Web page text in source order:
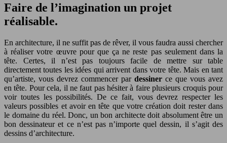
Faire de l’imagination un projet
réalisable.
En architecture, il ne suffit pas de rêver, il vous faudra aussi chercher
à réaliser votre œuvre pour que ça ne reste pas seulement dans la
tête. Certes, il n’est pas toujours facile de mettre sur table
directement toutes les idées qui arrivent dans votre tête. Mais en tant
qu’artiste, vous devrez commencer par dessiner ce que vous avez
en tête. Pour cela, il ne faut pas hésiter à faire plusieurs croquis pour
voir toutes les possibilités. De ce fait, vous devrez respecter les
valeurs possibles et avoir en tête que votre création doit rester dans
le domaine du réel. Donc, un bon architecte doit absolument être un
bon dessinateur et ce n’est pas n’importe quel dessin, il s’agit des
dessins d’architecture.